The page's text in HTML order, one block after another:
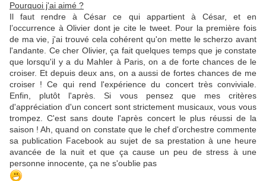
Pourquoi j'ai aimé ?
Il faut rendre à César ce qui appartient à César, et en
l’occurrence à Olivier dont je cite le tweet. Pour la première fois
de ma vie, j'ai trouvé cela cohérent qu'on mette le scherzo avant
l'andante. Ce cher Olivier, ça fait quelques temps que je constate
que lorsqu'il y a du Mahler à Paris, on a de forte chances de le
croiser. Et depuis deux ans, on a aussi de fortes chances de me
croiser ! Ce qui rend l'expérience du concert très conviviale.
Enfin, plutôt l'après. Si vous pensez que mes critères
d'appréciation d'un concert sont strictement musicaux, vous vous
trompez. C'est sans doute l'après concert le plus réussi de la
saison ! Ah, quand on constate que le chef d'orchestre commente
sa publication Facebook au sujet de sa prestation à une heure
avancée de la nuit et que ça cause un peu de stress à une
personne innocente, ça ne s'oublie pas